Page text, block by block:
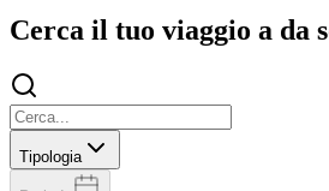
Cerca il tuo viaggio a da
Tipologia